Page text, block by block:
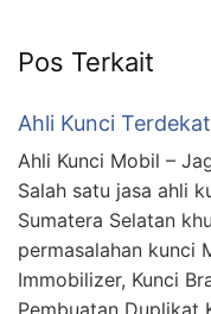
Pos Terkait
Ahli Kunci
Ahli Kunci Mobil –
Salah satu jasa ahli
Sumatera Selatan
permasalahan kunci
Immobilizer, Kunci
Pembuatan Duplikat